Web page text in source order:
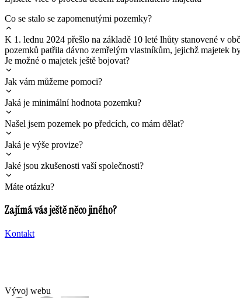
Co se stalo se zapomenutými pozemky?
K 1. lednu 2024 přešlo na základě 10 leté lhůty stanovené v
pozemků patřila dávno zemřelým vlastníkům, jejichž majetek
Je možné o majetek ještě bojovat?
Jak vám můžeme pomoci?
Jaká je minimální hodnota pozemku?
Našel jsem pozemek po předcích, co mám dělat?
Jaká je výše provize?
Jaké jsou zkušenosti vaší společnosti?
Máte otázku?
Zajímá vás ještě něco jiného?
Kontakt
Vývoj webu